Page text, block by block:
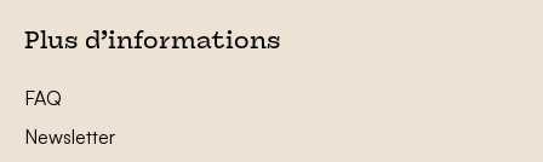
Plus d’informations
FAQ
Newsletter